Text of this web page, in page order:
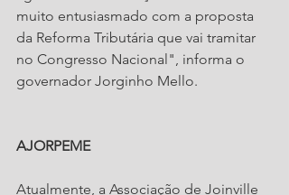
muito entusiasmado com a proposta
da Reforma Tributária que vai tramitar
no Congresso Nacional", informa o
governador Jorginho Mello.
AJORPEME
Atualmente, a Associação de Joinville